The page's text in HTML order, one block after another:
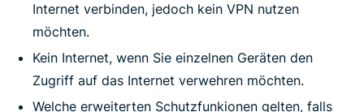
Internet verbinden, jedoch kein VPN nutzen
möchten.
Kein Internet, wenn Sie einzelnen Geräten den
Zugriff auf das Internet verwehren möchten.
Welche erweiterten Schutzfunkionen gelten, falls